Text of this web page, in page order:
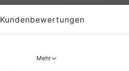
Kundenbewertungen
Mehr